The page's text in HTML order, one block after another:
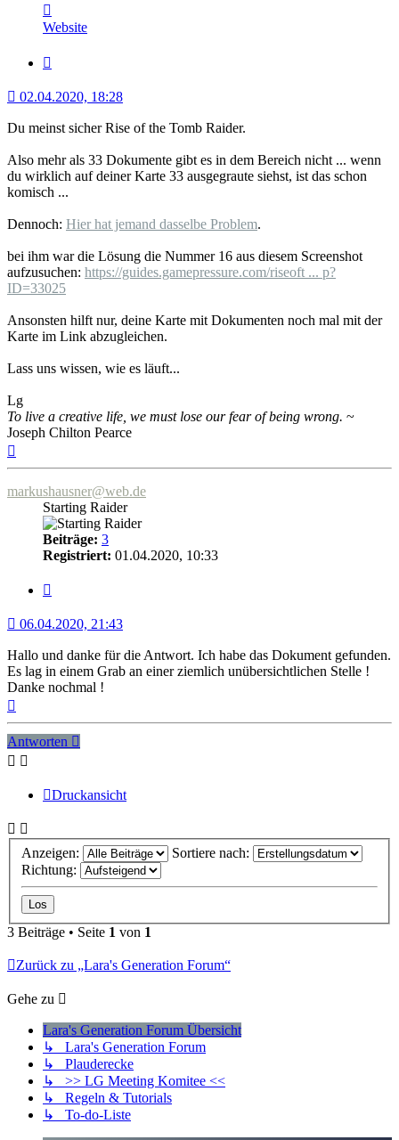
von
Minerva
Website
02.04.2020, 18:28
Du meinst sicher Rise of the Tomb Raider.
Also mehr als 33 Dokumente gibt es in dem Bereich nicht ... wenn
du wirklich auf deiner Karte 33 ausgegraute siehst, ist das schon
komisch ...
Dennoch: Hier hat jemand dasselbe Problem.
bei ihm war die Lösung die Nummer 16 aus diesem Screenshot
aufzusuchen: https://guides.gamepressure.com/riseoft ... p?
ID=33025
Ansonsten hilft nur, deine Karte mit Dokumenten noch mal mit der
Karte im Link abzugleichen.
Lass uns wissen, wie es läuft...
Lg
To live a creative life, we must lose our fear of being wrong. ~
Joseph Chilton Pearce
markushausner@web.de
Starting Raider
Beiträge: 3
Registriert: 01.04.2020, 10:33
06.04.2020, 21:43
Hallo und danke für die Antwort. Ich habe das Dokument gefunden.
Es lag in einem Grab an einer ziemlich unübersichtlichen Stelle !
Danke nochmal !
oben
Antworten
Druckansicht
Anzeigen:
Sortiere nach:
Richtung:
3 Beiträge • Seite 1 von 1
Zurück zu „Lara's Generation Forum“
Gehe zu
Lara's Generation Forum Übersicht
↳ Lara's Generation Forum
↳ Plauderecke
↳ >> LG Meeting Komitee <<
↳ Regeln & Tutorials
↳ To-do-Liste